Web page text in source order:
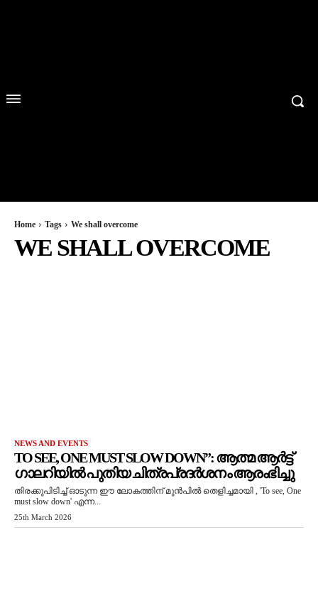
Home Tags We shall overcome
WE SHALL OVERCOME
NEWS AND EVENTS
TO SEE, ONE MUST SLOW DOWN”: ആത്മ ആർട്ട്
ഗാലറിയിൽ പുതിയ ചിത്രപ്രദർശനം ആരംഭിച്ചു
തിരക്കുപിടിച്ച് ഓടുന്ന ഈ ലോകത്തിന് മുൻപിൽ തെളിച്ചമായി , 'To see, One
must slow down' എന്ന...
25th March 2026